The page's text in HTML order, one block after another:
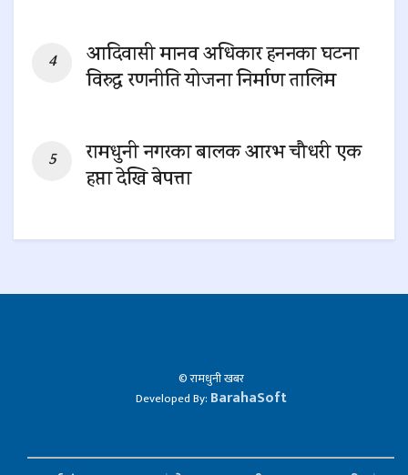
आदिवासी मानव अधिकार हननका घटना
विरुद्ध रणनीति योजना निर्माण तालिम
रामधुनी नगरका बालक आरभ चौधरी एक
हप्ता देखि बेपत्ता
© रामधुनी खबर
Developed By: BarahaSoft